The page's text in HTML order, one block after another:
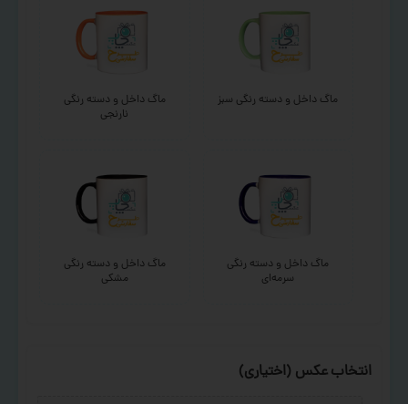
ماگ داخل و دسته رنگی سبز
ماگ داخل و دسته رنگی
نارنجی
ماگ داخل و دسته رنگی
سرمه‌ای
ماگ داخل و دسته رنگی
مشکی
انتخاب عکس (اختیاری)